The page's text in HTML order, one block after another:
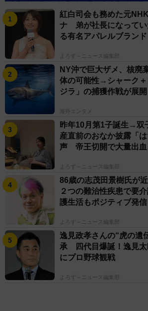
紅白司会も務めた元
ナ 弟が社長になって
る有名アパレルブランド
よろず～ニュース編集部
NY沖で巨大ザメ、核廃
体の可能性→シャーク＋
ジラ」の捕獲作戦が展開
海外エンタメ
昨年10月第1子誕生→
産直前のおなか披露「
声 帝王切開で大量出血
よろず～ニュース編集部
86歳の志茂田景樹氏が
２つの難治性疾患で要
護生活もポジティブ発信
よろず～ニュース編集部
逸見政孝さんの“虎の遺
承 四代目爆誕！逸見太
にプロ野球観戦
よろず～ニュース編集部